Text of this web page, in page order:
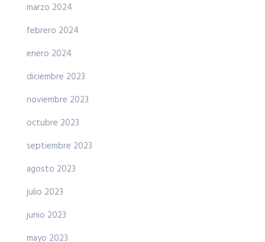
marzo 2024
febrero 2024
enero 2024
diciembre 2023
noviembre 2023
octubre 2023
septiembre 2023
agosto 2023
julio 2023
junio 2023
mayo 2023